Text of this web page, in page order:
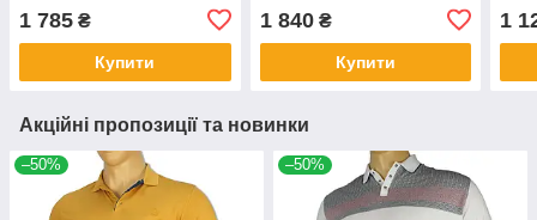
1 785 ₴
Купити
1 840₴
Купити
1
Акційні пропозиції та новинки
–50% –50%